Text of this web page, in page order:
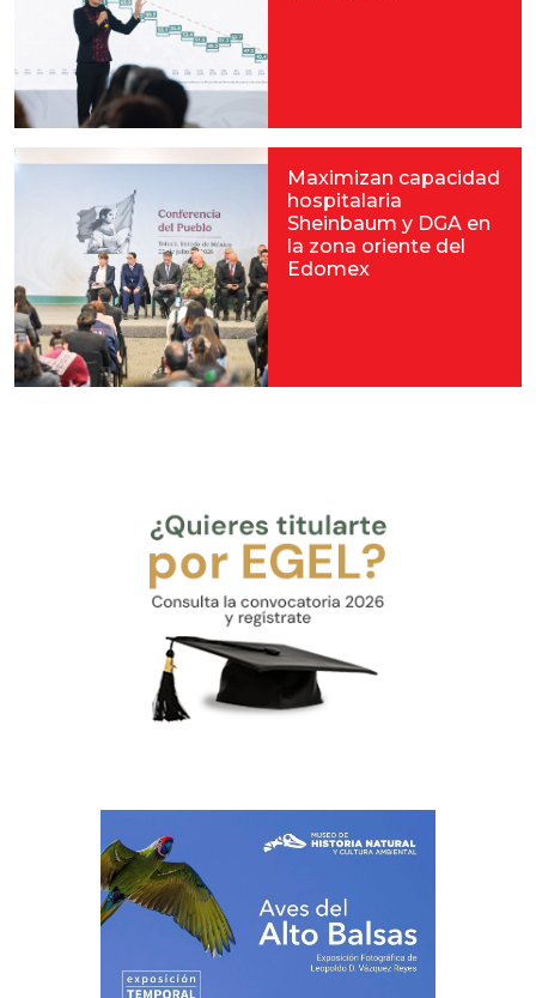
Maximizan capacidad
hospitalaria
Sheinbaum y DGA en
la zona oriente del
Edomex